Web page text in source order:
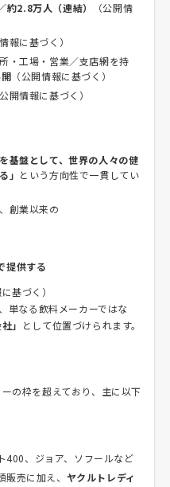
2.8万人（連結）
（公開情
報に基づく）
・工場・営業／支店網を持
（公開情報に基づく）
公開情報に基づく）
基盤として、世界の人々の健
」 という方向性で一貫してい
創業以来の
提供する
基づく）
単なる飲料メーカーではな
」 として位置づけられます。
の枠を超えており、主に以下
400、ジョア、ソフールなど
売に加え、 ヤクルトレディ